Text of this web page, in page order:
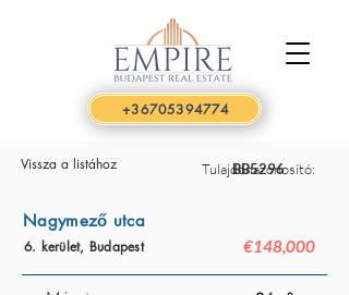
+36705394774
Vissza a listához Tulajdonazonosító:
BB5296
Nagymező utca
6. kerület, Budapest €148,000